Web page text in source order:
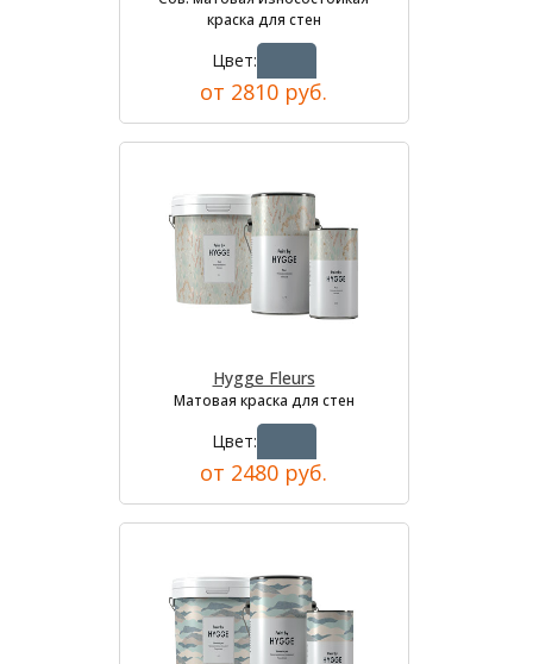
краска для стен
Цвет:
от 2810 руб.
Hygge Fleurs
Матовая краска для стен
Цвет:
от 2480 руб.